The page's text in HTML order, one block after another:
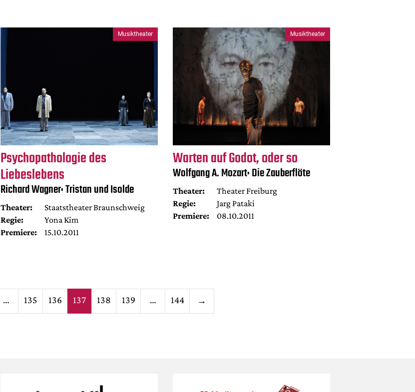
Musiktheater
Psychopathologie des
Liebeslebens
Richard Wagner: Tristan und Isolde
Theater:
Staatstheater Braunschweig
Regie:
Yona Kim
Premiere:
15.10.2011
Musiktheater
Warten auf Godot, oder so
Wolfgang A. Mozart: Die Zauberflöte
Theater:
Theater Freiburg
Regie:
Jarg Pataki
Premiere:
08.10.2011
Seitennummerierung
… 135 136 137 138 139 … 144 →